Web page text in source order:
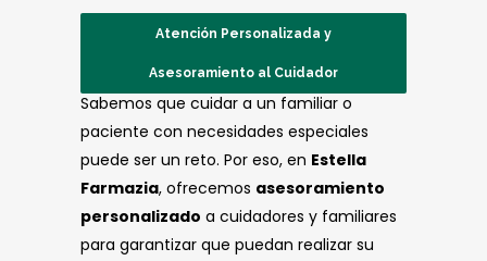
Atención Personalizada y
Asesoramiento al Cuidador
Sabemos que cuidar a un familiar o
paciente con necesidades especiales
puede ser un reto. Por eso, en Estella
Farmazia, ofrecemos asesoramiento
personalizado a cuidadores y familiares
para garantizar que puedan realizar su